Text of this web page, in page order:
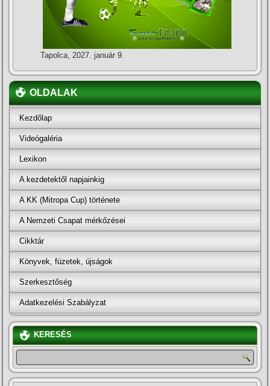
Tapolca, 2027. január 9.
OLDALAK
Kezdőlap
Videógaléria
Lexikon
A kezdetektől napjainkig
A KK (Mitropa Cup) története
A Nemzeti Csapat mérkőzései
Cikktár
Könyvek, füzetek, újságok
Szerkesztőség
Adatkezelési Szabályzat
KERESÉS